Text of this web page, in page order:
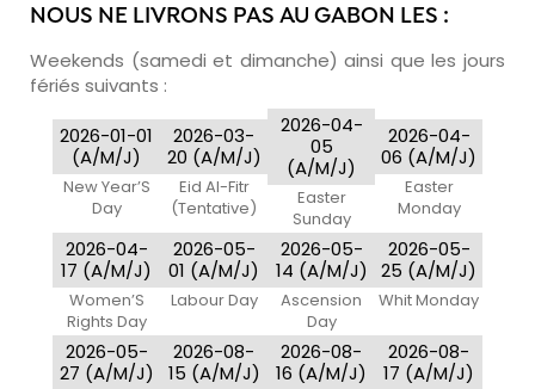
NOUS NE LIVRONS PAS AU GABON LES :
Weekends (samedi et dimanche) ainsi que les jours
fériés suivants :
2026-01-01
(A/M/J)
New Year’S
Day
2026-03-
20 (A/M/J)
Eid Al-Fitr
(Tentative)
2026-04-
05
(A/M/J)
Easter
Sunday
2026-04-
06 (A/M/J)
Easter
Monday
2026-04-
17 (A/M/J)
Women’S
Rights Day
2026-05-
01 (A/M/J)
Labour Day
2026-05-
14 (A/M/J)
Ascension
Day
2026-05-
25 (A/M/J)
Whit Monday
2026-05-
27 (A/M/J)
2026-08-
15 (A/M/J)
2026-08-
16 (A/M/J)
2026-08-
17 (A/M/J)